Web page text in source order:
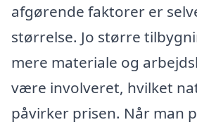
afgørende faktorer er
størrelse. Jo større
mere materiale og
være involveret, hvilket
påvirker prisen. Når man